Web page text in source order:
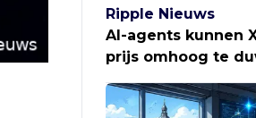
Ripple Nieuws
AI-agents kunnen
prijs omhoog te